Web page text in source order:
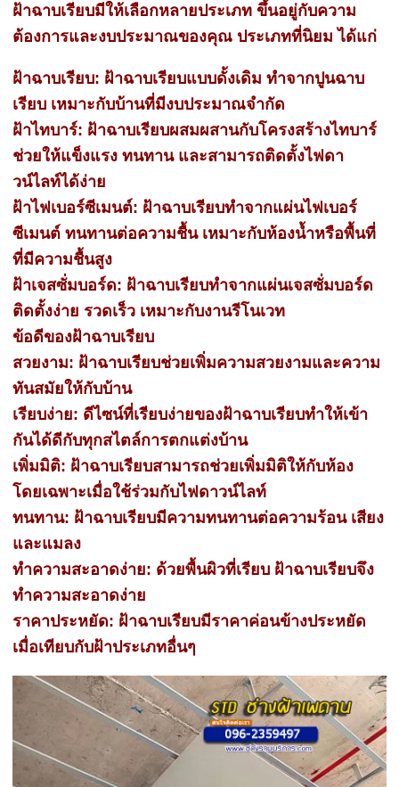
ฝ้าฉาบเรียบมีให้เลือกหลายประเภท ขึ้นอยู่กับความ
ต้องการและงบประมาณของคุณ ประเภทที่นิยม ได้แก่
ฝ้าฉาบเรียบ: ฝ้าฉาบเรียบแบบดั้งเดิม ทำจากปูนฉาบ
เรียบ เหมาะกับบ้านที่มีงบประมาณจำกัด
ฝ้าไทบาร์: ฝ้าฉาบเรียบผสมผสานกับโครงสร้างไทบาร์
ช่วยให้แข็งแรง ทนทาน และสามารถติดตั้งไฟดา
วน์ไลท์ได้ง่าย
ฝ้าไฟเบอร์ซีเมนต์: ฝ้าฉาบเรียบทำจากแผ่นไฟเบอร์
ซีเมนต์ ทนทานต่อความชื้น เหมาะกับห้องน้ำหรือพื้นที่
ที่มีความชื้นสูง
ฝ้าเจสซั่มบอร์ด: ฝ้าฉาบเรียบทำจากแผ่นเจสซั่มบอร์ด
ติดตั้งง่าย รวดเร็ว เหมาะกับงานรีโนเวท
ข้อดีของฝ้าฉาบเรียบ
สวยงาม: ฝ้าฉาบเรียบช่วยเพิ่มความสวยงามและความ
ทันสมัยให้กับบ้าน
เรียบง่าย: ดีไซน์ที่เรียบง่ายของฝ้าฉาบเรียบทำให้เข้า
กันได้ดีกับทุกสไตล์การตกแต่งบ้าน
เพิ่มมิติ: ฝ้าฉาบเรียบสามารถช่วยเพิ่มมิติให้กับห้อง
โดยเฉพาะเมื่อใช้ร่วมกับไฟดาวน์ไลท์
ทนทาน: ฝ้าฉาบเรียบมีความทนทานต่อความร้อน เสียง
และแมลง
ทำความสะอาดง่าย: ด้วยพื้นผิวที่เรียบ ฝ้าฉาบเรียบจึง
ทำความสะอาดง่าย
ราคาประหยัด: ฝ้าฉาบเรียบมีราคาค่อนข้างประหยัด
เมื่อเทียบกับฝ้าประเภทอื่นๆ